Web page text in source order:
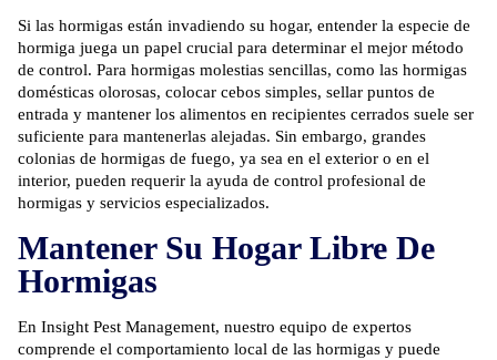
Si las hormigas están invadiendo su hogar, entender la especie de
hormiga juega un papel crucial para determinar el mejor método
de control. Para hormigas molestias sencillas, como las hormigas
domésticas olorosas, colocar cebos simples, sellar puntos de
entrada y mantener los alimentos en recipientes cerrados suele ser
suficiente para mantenerlas alejadas. Sin embargo, grandes
colonias de hormigas de fuego, ya sea en el exterior o en el
interior, pueden requerir la ayuda de control profesional de
hormigas y servicios especializados.
Mantener Su Hogar Libre De
Hormigas
En Insight Pest Management, nuestro equipo de expertos
comprende el comportamiento local de las hormigas y puede